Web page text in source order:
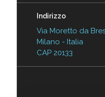
Indirizzo
Via Moretto da
Milano - Italia
CAP 20133